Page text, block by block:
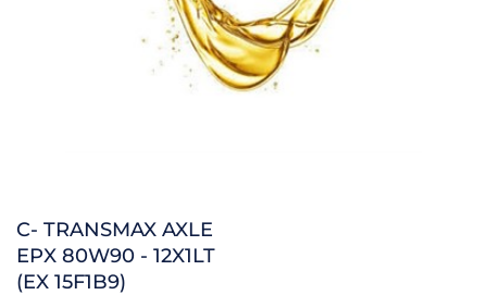
C- TRANSMAX AXLE
EPX 80W90 - 12X1LT
(EX 15F1B9)